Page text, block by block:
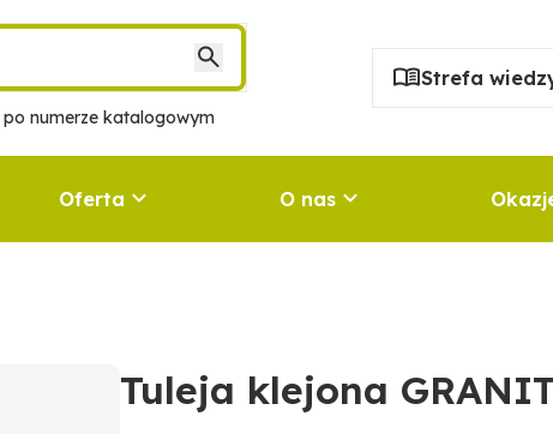
po numerze katalogowym
Strefa
Oferta O nas
Tuleja klejona